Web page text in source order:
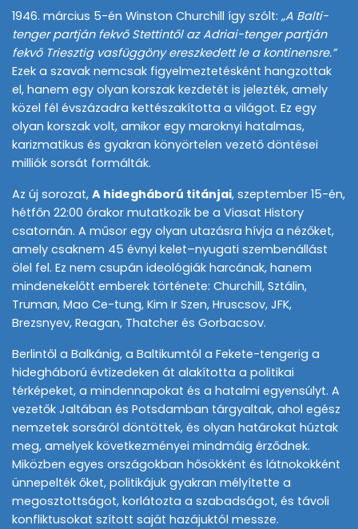
1946. március 5-én Winston Churchill így szólt: „A Balti-
tenger partján fekvő Stettintől az Adriai-tenger partján
fekvő Triesztig vasfüggöny ereszkedett le a kontinensre.”
Ezek a szavak nemcsak figyelmeztetésként hangzottak
el, hanem egy olyan korszak kezdetét is jelezték, amely
közel fél évszázadra kettészakította a világot. Ez egy
olyan korszak volt, amikor egy maroknyi hatalmas,
karizmatikus és gyakran könyörtelen vezető döntései
milliók sorsát formálták.
Az új sorozat, A hidegháború titánjai, szeptember 15-én,
hétfőn 22:00 órakor mutatkozik be a Viasat History
csatornán. A műsor egy olyan utazásra hívja a nézőket,
amely csaknem 45 évnyi kelet–nyugati szembenállást
ölel fel. Ez nem csupán ideológiák harcának, hanem
mindenekelőtt emberek története: Churchill, Sztálin,
Truman, Mao Ce-tung, Kim Ir Szen, Hruscsov, JFK,
Brezsnyev, Reagan, Thatcher és Gorbacsov.
Berlintől a Balkánig, a Baltikumtól a Fekete-tengerig a
hidegháború évtizedeken át alakította a politikai
térképeket, a mindennapokat és a hatalmi egyensúlyt. A
vezetők Jaltában és Potsdamban tárgyaltak, ahol egész
nemzetek sorsáról döntöttek, és olyan határokat húztak
meg, amelyek következményei mindmáig érződnek.
Miközben egyes országokban hősökként és látnokokként
ünnepelték őket, politikájuk gyakran mélyítette a
megosztottságot, korlátozta a szabadságot, és távoli
konfliktusokat szított saját hazájuktól messze.